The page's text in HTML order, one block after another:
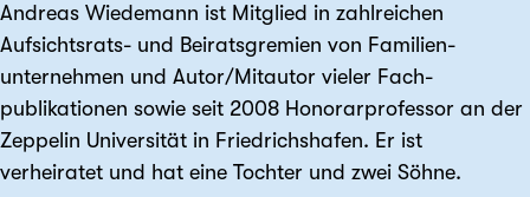
Andreas Wiedemann ist Mitglied in zahlreichen
Aufsichtsrats- und Beirats­gremien von Familien­
unternehmen und Autor/Mitautor vieler Fach­
publikationen sowie seit 2008 Honorar­professor an der
Zeppelin Universität in Friedrichshafen. Er ist
verheiratet und hat eine Tochter und zwei Söhne.